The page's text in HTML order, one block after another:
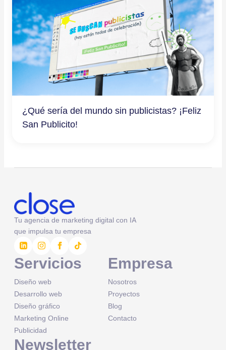
¿Qué sería del mundo sin publicistas? ¡Feliz
San Publicito!
Tu agencia de marketing digital con IA
que impulsa tu empresa
Servicios
Diseño web
Desarrollo web
Diseño gráfico
Marketing Online
Publicidad
Empresa
Nosotros
Proyectos
Blog
Contacto
Newsletter